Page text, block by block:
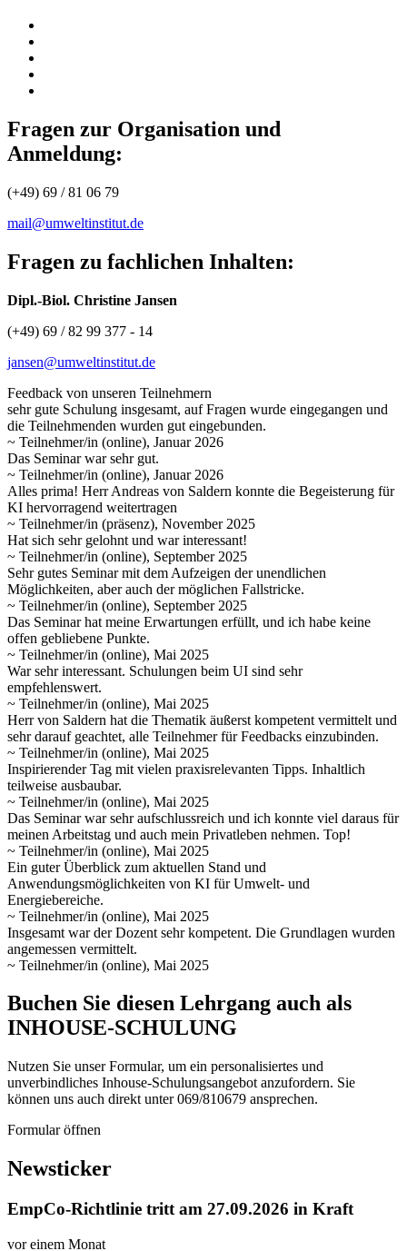
Fragen zur Organisation und
Anmeldung:
(+49) 69 / 81 06 79
mail@umweltinstitut.de
Fragen zu fachlichen Inhalten:
Dipl.-Biol. Christine Jansen
(+49) 69 / 82 99 377 - 14
jansen@umweltinstitut.de
Feedback von unseren Teilnehmern
sehr gute Schulung insgesamt, auf Fragen wurde eingegangen und
die Teilnehmenden wurden gut eingebunden.
~ Teilnehmer/in (online), Januar 2026
Das Seminar war sehr gut.
~ Teilnehmer/in (online), Januar 2026
Alles prima! Herr Andreas von Saldern konnte die Begeisterung für
KI hervorragend weitertragen
~ Teilnehmer/in (präsenz), November 2025
Hat sich sehr gelohnt und war interessant!
~ Teilnehmer/in (online), September 2025
Sehr gutes Seminar mit dem Aufzeigen der unendlichen
Möglichkeiten, aber auch der möglichen Fallstricke.
~ Teilnehmer/in (online), September 2025
Das Seminar hat meine Erwartungen erfüllt, und ich habe keine
offen gebliebene Punkte.
~ Teilnehmer/in (online), Mai 2025
War sehr interessant. Schulungen beim UI sind sehr
empfehlenswert.
~ Teilnehmer/in (online), Mai 2025
Herr von Saldern hat die Thematik äußerst kompetent vermittelt und
sehr darauf geachtet, alle Teilnehmer für Feedbacks einzubinden.
~ Teilnehmer/in (online), Mai 2025
Inspirierender Tag mit vielen praxisrelevanten Tipps. Inhaltlich
teilweise ausbaubar.
~ Teilnehmer/in (online), Mai 2025
Das Seminar war sehr aufschlussreich und ich konnte viel daraus für
meinen Arbeitstag und auch mein Privatleben nehmen. Top!
~ Teilnehmer/in (online), Mai 2025
Ein guter Überblick zum aktuellen Stand und
Anwendungsmöglichkeiten von KI für Umwelt- und
Energiebereiche.
~ Teilnehmer/in (online), Mai 2025
Insgesamt war der Dozent sehr kompetent. Die Grundlagen wurden
angemessen vermittelt.
~ Teilnehmer/in (online), Mai 2025
Buchen Sie diesen Lehrgang auch als
INHOUSE-SCHULUNG
Nutzen Sie unser Formular, um ein personalisiertes und
unverbindliches Inhouse-Schulungs­angebot anzufordern. Sie
können uns auch direkt unter 069/810679 ansprechen.
Formular öffnen
Newsticker
EmpCo-Richtlinie tritt am 27.09.2026 in Kraft
vor einem Monat